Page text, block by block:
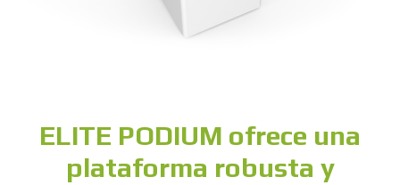
ELITE PODIUM ofrece una
plataforma robusta y